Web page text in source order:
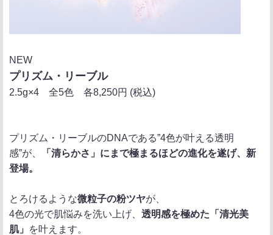
NEW
プリズム・リーブル
2.5g×4 全5色 各8,250円 (税込)
プリズム・リーブルのDNAである”4色が叶える透明
感”が、
「清らかさ」にまで極まるほどの進化を遂げ、新
登場。
とろけるような微粒子の粉ツヤが、
4色の光で肌悩みを洗い上げ、 透明感を極めた「清光美
肌」
を叶えます。